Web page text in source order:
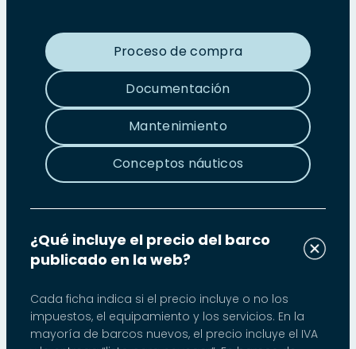
Proceso de compra
Documentación
Mantenimiento
Conceptos náuticos
¿Qué incluye el precio del barco
publicado en la web?
Cada ficha indica si el precio incluye o no los
impuestos, el equipamiento y los servicios. En la
mayoría de barcos nuevos, el precio incluye el IVA